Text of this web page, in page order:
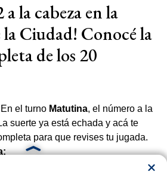
a la cabeza en la
Ciudad! Conocé la
de los 20
el turno Matutina, el número a la
suerte ya está echada y acá te
para que revises tu jugada.